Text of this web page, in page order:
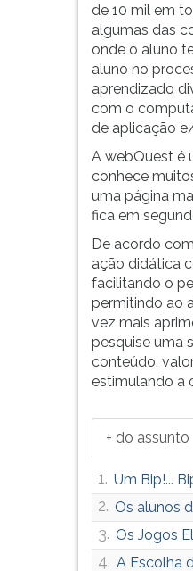
de 10 mil em
algumas das
onde o aluno
aluno no
aprendizado
com o
de aplicação
A webQuest é
conhece
uma página
fica em
De acordo
ação didática
facilitando o
permitindo ao
vez mais
pesquise uma
conteúdo,
estimulando a
+ do assunto
1. Um Bip!...
2. Os alunos
3. Os Jogos
4. A Escolha